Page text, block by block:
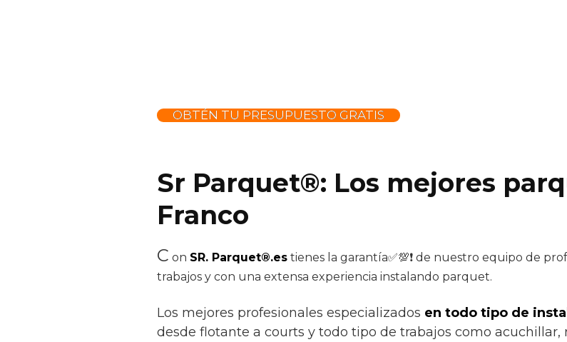
OBTÉN TU PRESUPUESTO GRATIS
Sr Parquet®: Los mejores
Franco
C on SR. Parquet®.es tienes la garantía✅💯❗ de nuestro equipo de
trabajos y con una extensa experiencia instalando parquet.
Los mejores profesionales especializados en todo tipo de
desde flotante a courts y todo tipo de trabajos como acuchillar,